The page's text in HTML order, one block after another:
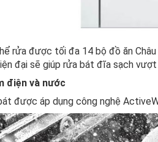
rửa được tối đa 14 bộ đồ ăn
đại sẽ giúp rửa bát đĩa sạch
điện và nước
được áp dụng công nghệ